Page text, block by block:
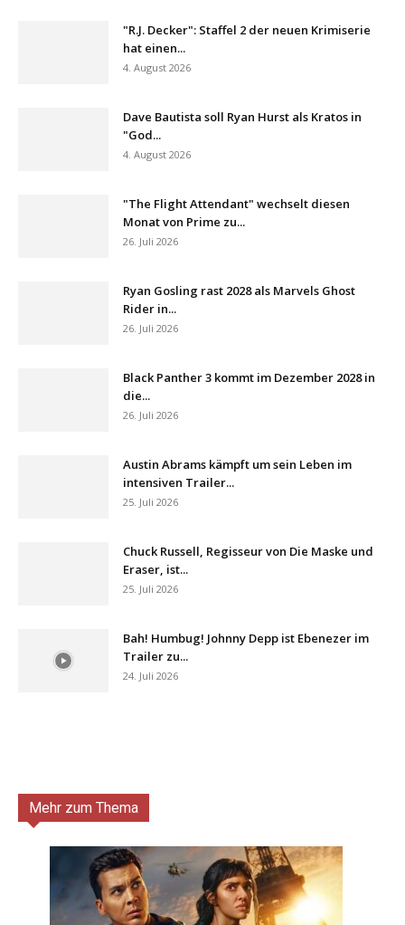
"R.J. Decker": Staffel 2 der neuen Krimiserie
hat einen...
4. August 2026
Dave Bautista soll Ryan Hurst als Kratos in
"God...
4. August 2026
"The Flight Attendant" wechselt diesen
Monat von Prime zu...
26. Juli 2026
Ryan Gosling rast 2028 als Marvels Ghost
Rider in...
26. Juli 2026
Black Panther 3 kommt im Dezember 2028 in
die...
26. Juli 2026
Austin Abrams kämpft um sein Leben im
intensiven Trailer...
25. Juli 2026
Chuck Russell, Regisseur von Die Maske und
Eraser, ist...
25. Juli 2026
Bah! Humbug! Johnny Depp ist Ebenezer im
Trailer zu...
24. Juli 2026
Mehr zum Thema